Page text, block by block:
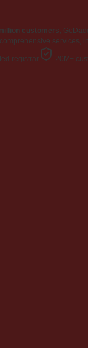
customers,
registrar 20M+